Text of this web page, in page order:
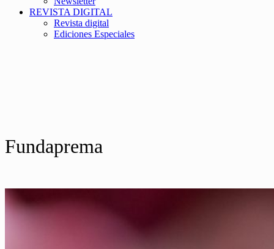
REVISTA DIGITAL
Revista digital
Ediciones Especiales
Fundaprema